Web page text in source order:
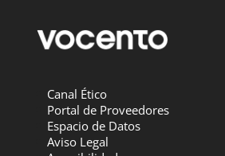
Canal Ético
Portal de Proveedores
Espacio de Datos
Aviso Legal